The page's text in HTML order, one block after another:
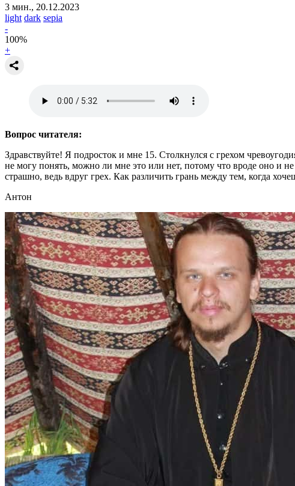
3 мин., 20.12.2023
light dark sepia
-
100%
+
Вопрос читателя:
Здравствуйте! Я подросток и мне 15. Столкнулся с грехом
не могу понять, можно ли мне это или нет, потому что вроде оно и
страшно, ведь вдруг грех. Как различить грань между тем, когда
Антон